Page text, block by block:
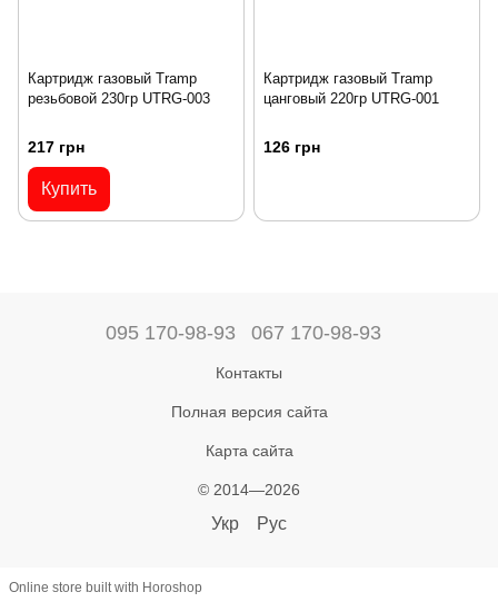
Картридж газовый Tramp
резьбовой 230гр UTRG-003
217 грн
Купить
Картридж газовый Tramp
цанговый 220гр UTRG-001
126 грн
095 170-98-93 067 170-98-93
Контакты
Полная версия сайта
Карта сайта
© 2014—2026
Укр Рус
Online store built with Horoshop